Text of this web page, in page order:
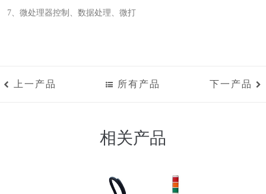
7 、微处理器控制、数据处理、微打
上一产品 所有产品 下一产品
相关产品